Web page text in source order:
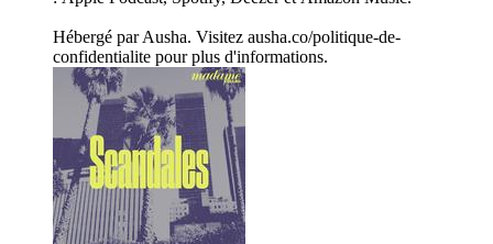
Hébergé par Ausha. Visitez ausha.co/politique-de-
confidentialite pour plus d'informations.